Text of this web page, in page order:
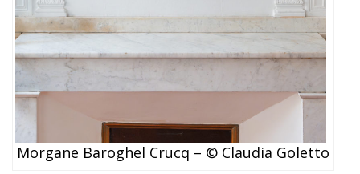
Morgane Baroghel Crucq – © Claudia Goletto